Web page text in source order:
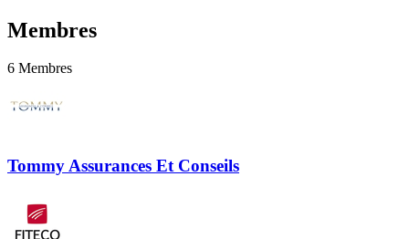
Membres
6 Membres
Tommy Assurances Et Conseils